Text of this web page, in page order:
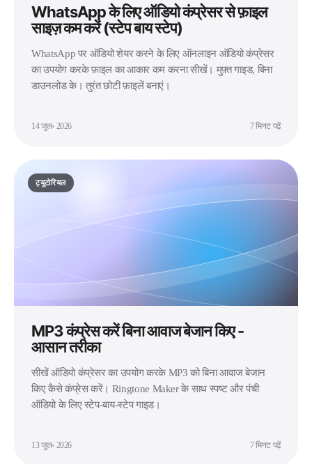
WhatsApp के लिए ऑडियो कंप्रेसर से फ़ाइल
साइज़ कम करें (स्टेप बाय स्टेप)
WhatsApp पर ऑडियो शेयर करने के लिए ऑनलाइन ऑडियो कंप्रेसर
का उपयोग करके फ़ाइल का आकार कम करना सीखें। मुफ़्त गाइड, बिना
डाउनलोड के। तुरंत छोटी फ़ाइलें बनाएं।
14 जुल॰ 2026 7 मिनट पढ़ें
ट्यूटोरियल
MP3 कंप्रेस करें बिना आवाज बेजान किए -
आसान तरीका
सीखें ऑडियो कंप्रेसर का उपयोग करके MP3 को बिना आवाज बेजान
किए कैसे कंप्रेस करें। Ringtone Maker के साथ स्पष्ट और पंची
ऑडियो के लिए स्टेप-बाय-स्टेप गाइड।
13 जुल॰ 2026 7 मिनट पढ़ें